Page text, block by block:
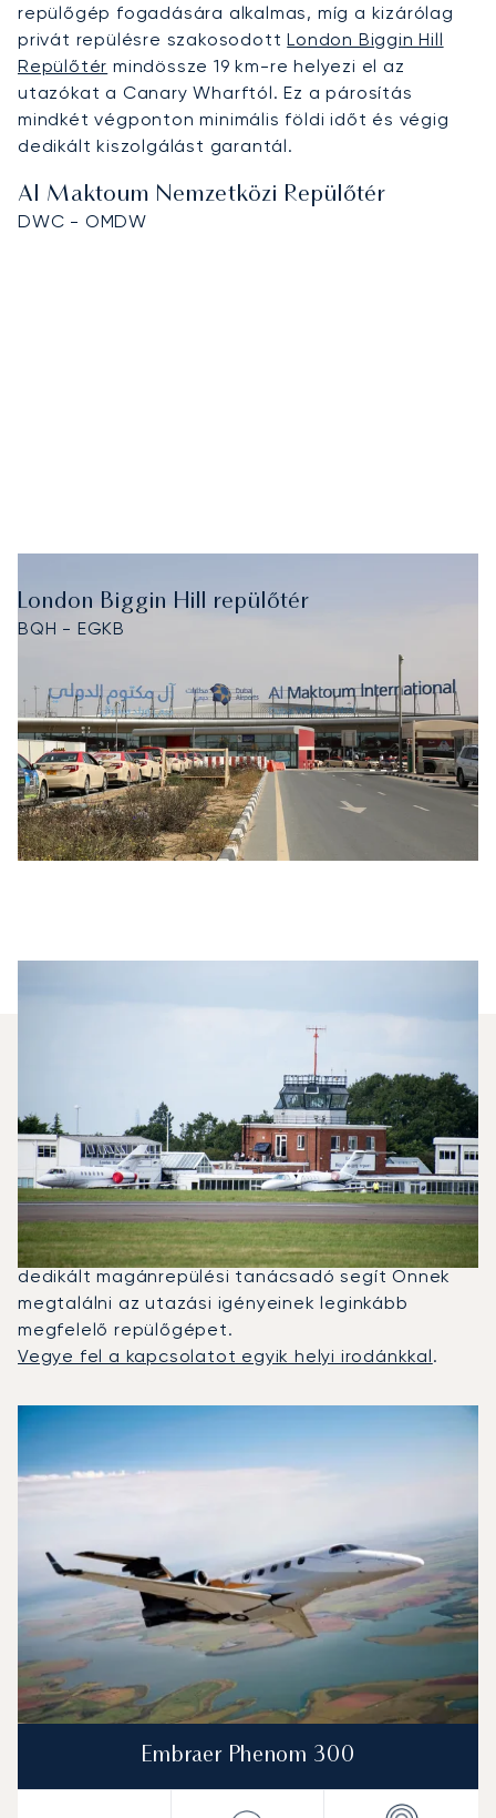
repülőgép fogadására alkalmas, míg a kizárólag
privát repülésre szakosodottLondon Biggin Hill
Repülőtér mindössze 19 km-re helyezi el az
utazókat a Canary Wharftól. Ez a párosítás
mindkét végponton minimális földi időt és végig
dedikált kiszolgálást garantál.
Al Maktoum Nemzetközi Repülőtér
DWC - OMDW
London Biggin Hill repülőtér
BQH - EGKB
Milyen Típusú Repülőgépet
Bérelhetek Dubaj És London
Között?
2025-ben a Phenom 300, a Falcon 2000LX és a
Global 6000 volt a leggyakrabban igénybe vett
magánrepülő London és Dubaj között. Egy
dedikált magánrepülési tanácsadó segít Önnek
megtalálni az utazási igényeinek leginkább
megfelelő repülőgépet.
Vegye fel a kapcsolatot egyik helyi irodánkkal.
Repülőgép fotója Repülőgép-típus
Sebesség (km/h)
Sebesség (csomó)
Hatótávolság (NM)
Embraer Phenom 300